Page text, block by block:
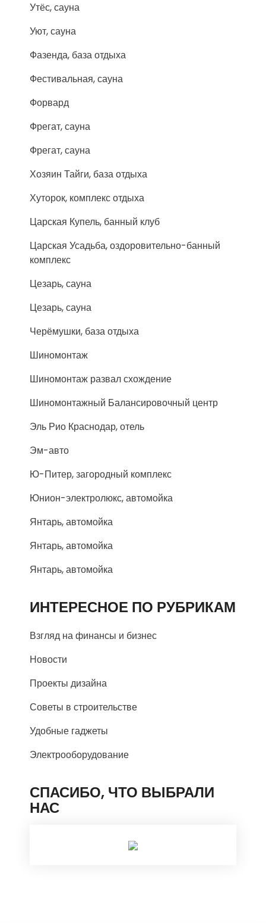
Утёс, сауна
Уют, сауна
Фазенда, база отдыха
Фестивальная, сауна
Форвард
Фрегат, сауна
Фрегат, сауна
Хозяин Тайги, база отдыха
Хуторок, комплекс отдыха
Царская Купель, банный клуб
Царская Усадьба, оздоровительно-банный
комплекс
Цезарь, сауна
Цезарь, сауна
Черёмушки, база отдыха
Шиномонтаж
Шиномонтаж развал схождение
Шиномонтажный Балансировочный центр
Эль Рио Краснодар, отель
Эм-авто
Ю-Питер, загородный комплекс
Юнион-электролюкс, автомойка
Янтарь, автомойка
Янтарь, автомойка
Янтарь, автомойка
ИНТЕРЕСНОЕ ПО РУБРИКАМ
Взгляд на финансы и бизнес
Новости
Проекты дизайна
Советы в строительстве
Удобные гаджеты
Электрооборудование
СПАСИБО, ЧТО ВЫБРАЛИ
НАС